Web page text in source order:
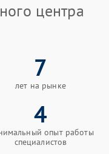
центра
7
лет на рынке
4
опыт работы
специалистов